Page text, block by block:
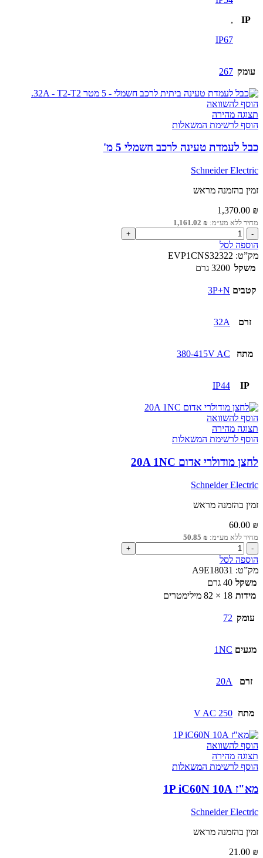
אמפר
IP
,
IP67
עומק 267
הוסף להשוואה
תצוגה מהירה
הוסף לרשימת המשאלות
כבל לעמדת טעינה לרכב חשמלי 5 מ'
Schneider Electric
זמין בהזמנה מראש
1,370.00 ₪
מחיר ללא מע״מ: 1,161.02 ₪
כמות
של
כבל
לעמדת
טעינה
לרכב
חשמלי
הוספה לסל
מק”ט: EVP1CNS32322
משקל 3200 גרם
קטבים 3P+N
זרם 32A
מתח 380-415V AC
IP
IP44
הוסף להשוואה
תצוגה מהירה
הוסף לרשימת המשאלות
לחצן מודולרי אדום 20A 1NC
Schneider Electric
זמין בהזמנה מראש
60.00 ₪
מחיר ללא מע״מ: 50.85 ₪
כמות
של
לחצן
מודולרי
אדום
20A
הוספה לסל
מק”ט: A9E18031
משקל 40 גרם
מידות 18 × 82 מילימטרים
עומק 72
מגעים 1NC
זרם 20A
מתח 250 V AC
הוסף להשוואה
תצוגה מהירה
הוסף לרשימת המשאלות
מא"ז 1P iC60N 10A
Schneider Electric
זמין בהזמנה מראש
21.00 ₪